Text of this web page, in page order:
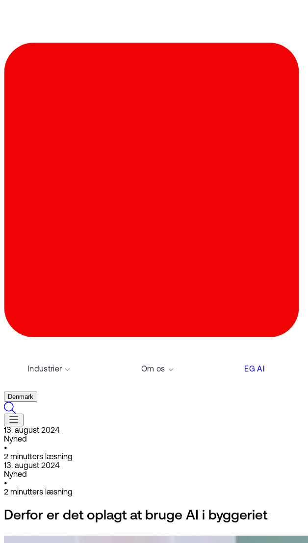
Industrier Om os EG AI
Denmark
13. august 2024
Nyhed
•
2 minutters læsning
13. august 2024
Nyhed
•
2 minutters læsning
Derfor er det oplagt at bruge AI i byggeriet